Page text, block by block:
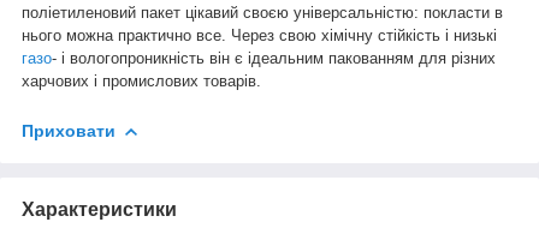
поліетиленовий пакет цікавий своєю універсальністю: покласти в
нього можна практично все. Через свою хімічну стійкість і низькі
газо- і вологопроникність він є ідеальним пакованням для різних
харчових і промислових товарів.
Приховати
Характеристики